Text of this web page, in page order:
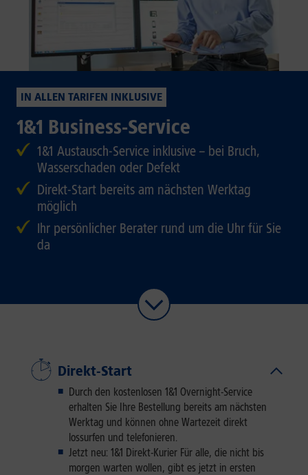
IN ALLEN TARIFEN INKLUSIVE
1&1 Business-Service
1&1 Austausch-Service inklusive – bei Bruch,
Wasserschaden oder Defekt
Direkt-Start bereits am nächsten Werktag
möglich
Ihr persönlicher Berater rund um die Uhr für Sie
da
Direkt-Start
Durch den kostenlosen 1&1 Overnight-Service
erhalten Sie Ihre Bestellung bereits am nächsten
Werktag und können ohne Wartezeit direkt
lossurfen und telefonieren.
Jetzt neu: 1&1 Direkt-Kurier Für alle, die nicht bis
morgen warten wollen, gibt es jetzt in ersten